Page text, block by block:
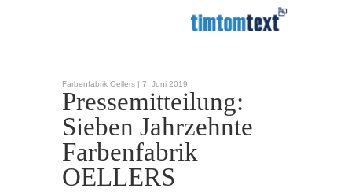
Farbenfabrik Oellers | 7. Juni 2019
Pressemitteilung:
Sieben Jahrzehnte
Farbenfabrik
OELLERS